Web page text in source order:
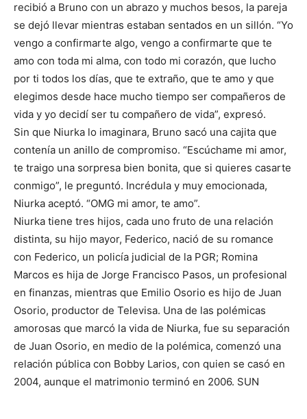
recibió a Bruno con un abrazo y muchos besos, la pareja
se dejó llevar mientras estaban sentados en un sillón. “Yo
vengo a confirmarte algo, vengo a confirmarte que te
amo con toda mi alma, con todo mi corazón, que lucho
por ti todos los días, que te extraño, que te amo y que
elegimos desde hace mucho tiempo ser compañeros de
vida y yo decidí ser tu compañero de vida”, expresó.
Sin que Niurka lo imaginara, Bruno sacó una cajita que
contenía un anillo de compromiso. “Escúchame mi amor,
te traigo una sorpresa bien bonita, que si quieres casarte
conmigo”, le preguntó. Incrédula y muy emocionada,
Niurka aceptó. “OMG mi amor, te amo”.
Niurka tiene tres hijos, cada uno fruto de una relación
distinta, su hijo mayor, Federico, nació de su romance
con Federico, un policía judicial de la PGR; Romina
Marcos es hija de Jorge Francisco Pasos, un profesional
en finanzas, mientras que Emilio Osorio es hijo de Juan
Osorio, productor de Televisa. Una de las polémicas
amorosas que marcó la vida de Niurka, fue su separación
de Juan Osorio, en medio de la polémica, comenzó una
relación pública con Bobby Larios, con quien se casó en
2004, aunque el matrimonio terminó en 2006. SUN